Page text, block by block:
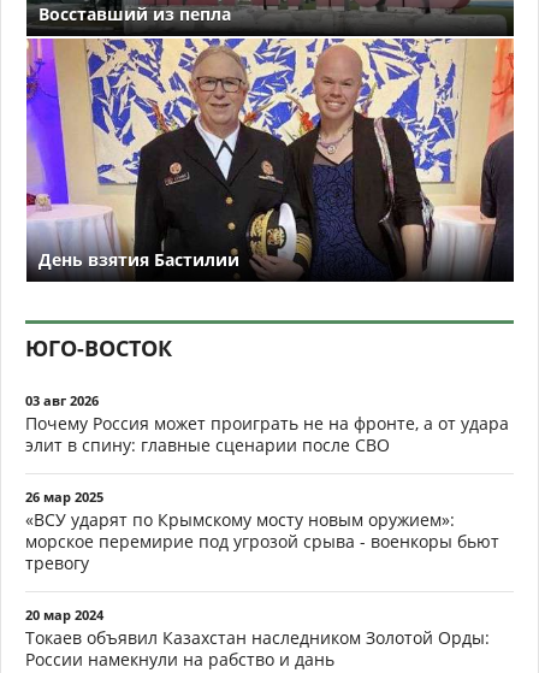
Восставший из пепла
День взятия Бастилии
ЮГО-ВОСТОК
03 авг 2026
Почему Россия может проиграть не на фронте, а от удара
элит в спину: главные сценарии после СВО
26 мар 2025
«ВСУ ударят по Крымскому мосту новым оружием»:
морское перемирие под угрозой срыва - военкоры бьют
тревогу
20 мар 2024
Токаев объявил Казахстан наследником Золотой Орды:
России намекнули на рабство и дань